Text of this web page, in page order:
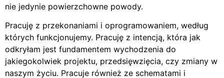
nie jedynie powierzchowne powody.
Pracuję z przekonaniami i oprogramowaniem, według
których funkcjonujemy. Pracuję z intencją, która jak
odkryłam jest fundamentem wychodzenia do
jakiegokolwiek projektu, przedsięwzięcia, czy zmiany w
naszym życiu. Pracuje również ze schematami i